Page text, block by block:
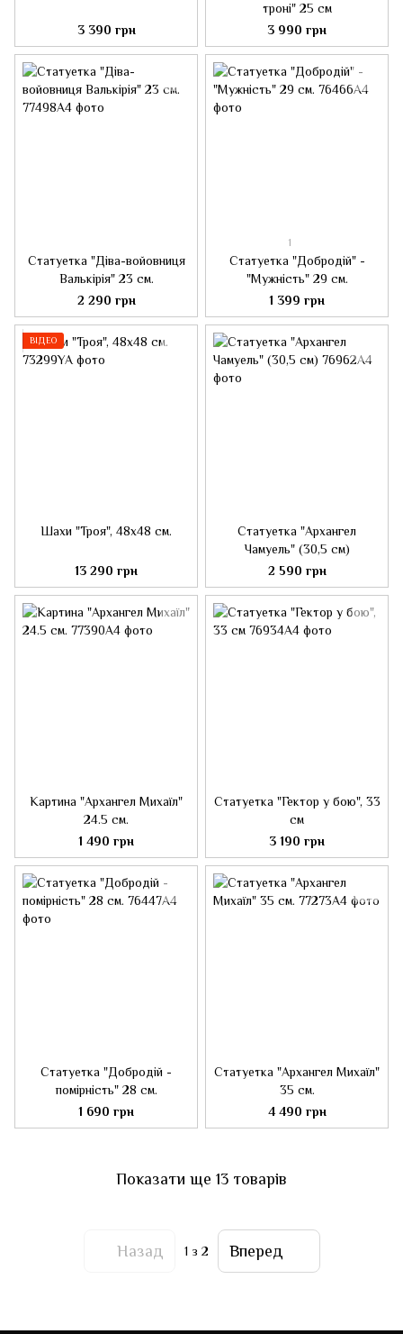
3 390 грн
троні" 25 см
3 990 грн
Статуетка "Діва-войовниця
Валькірія" 23 см.
2 290 грн
1
Статуетка "Добродій" -
"Мужність" 29 см.
1 399 грн
ВІДЕО
Шахи "Троя", 48x48 см.
13 290 грн
Статуетка "Архангел
Чамуель" (30,5 см)
2 590 грн
Картина "Архангел Михаїл"
24.5 см.
1 490 грн
Статуетка "Гектор у бою", 33
см
3 190 грн
Статуетка "Добродій -
помірність" 28 см.
1 690 грн
Статуетка "Архангел Михаїл"
35 см.
4 490 грн
Показати ще 13 товарів
Назад 1 з 2 Вперед